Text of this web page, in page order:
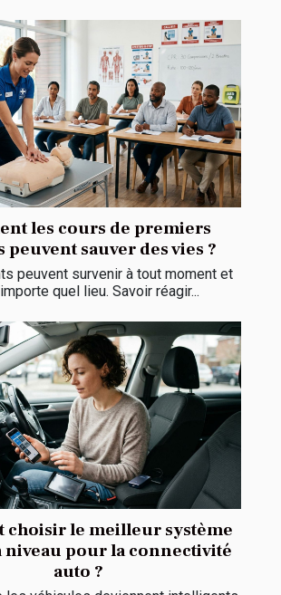
les cours de premiers
peuvent sauver des vies ?
peuvent survenir à tout moment et
quel lieu. Savoir réagir...
choisir le meilleur système
niveau pour la connectivité
auto ?